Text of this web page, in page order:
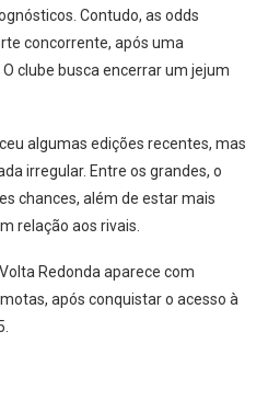
Contudo, as odds
concorrente, após uma
clube busca encerrar um jejum
algumas edições recentes, mas
irregular. Entre os grandes, o
chances, além de estar mais
relação aos rivais.
Redonda aparece com
após conquistar o acesso à